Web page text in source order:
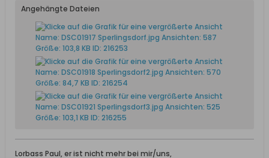
Angehängte Dateien
Lorbass Paul, er ist nicht mehr bei mir/uns,